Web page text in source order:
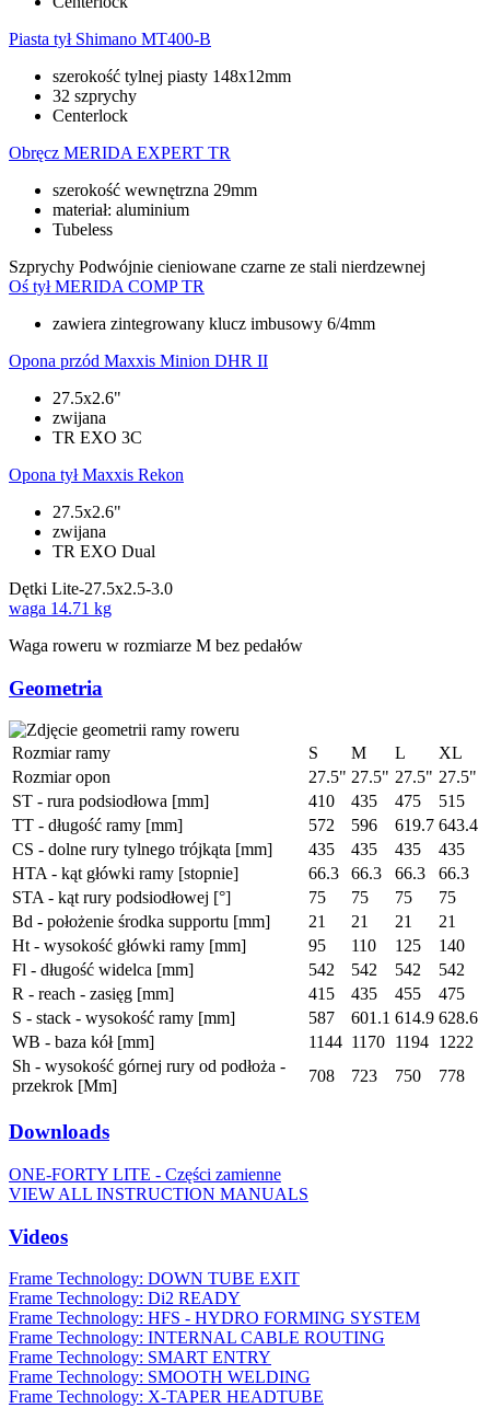
Piasta tył Shimano MT400-B
szerokość tylnej piasty 148x12mm
32 szprychy
Centerlock
Obręcz MERIDA EXPERT TR
szerokość wewnętrzna 29mm
materiał: aluminium
Tubeless
Szprychy Podwójnie cieniowane czarne ze stali nierdzewnej
Oś tył MERIDA COMP TR
zawiera zintegrowany klucz imbusowy 6/4mm
Opona przód Maxxis Minion DHR II
27.5x2.6"
zwijana
TR EXO 3C
Opona tył Maxxis Rekon
27.5x2.6"
zwijana
TR EXO Dual
Dętki Lite-27.5x2.5-3.0
waga 14.71 kg
Waga roweru w rozmiarze M bez pedałów
Geometria
Rozmiar ramy S M L
XL
Rozmiar opon
27.5" 27.5" 27.5" 27.5"
ST - rura podsiodłowa [mm]
410 435 475
515
TT - długość ramy [mm]
572 596 619.7 643.4
CS - dolne rury tylnego trójkąta [mm]
435 435 435
435
HTA - kąt główki ramy [stopnie]
66.3 66.3 66.3
66.3
STA - kąt rury podsiodłowej [°]
75 75 75
75
Bd - położenie środka supportu [mm]
21 21 21
21
Ht - wysokość główki ramy [mm]
95 110 125
140
Fl - długość widelca [mm]
542 542 542
542
R - reach - zasięg [mm]
415 435 455
475
S - stack - wysokość ramy [mm]
587 601.1 614.9 628.6
WB - baza kół [mm]
1144 1170 1194 1222
Sh - wysokość górnej rury od podłoża -
przekrok [Mm]
708 723 750 778
Downloads
ONE-FORTY LITE - Części zamienne
VIEW ALL INSTRUCTION MANUALS
Videos
Frame Technology: DOWN TUBE EXIT
Frame Technology: Di2 READY
Frame Technology: HFS - HYDRO FORMING SYSTEM
Frame Technology: INTERNAL CABLE ROUTING
Frame Technology: SMART ENTRY
Frame Technology: SMOOTH WELDING
Frame Technology: X-TAPER HEADTUBE